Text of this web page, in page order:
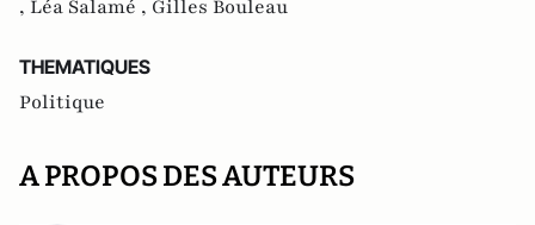
, Léa Salamé , Gilles Bouleau
THEMATIQUES
Politique
A PROPOS DES AUTEURS